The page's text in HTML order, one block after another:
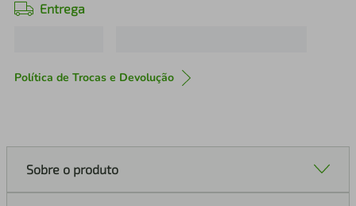
Entrega
Política de Trocas e Devolução
Sobre o produto